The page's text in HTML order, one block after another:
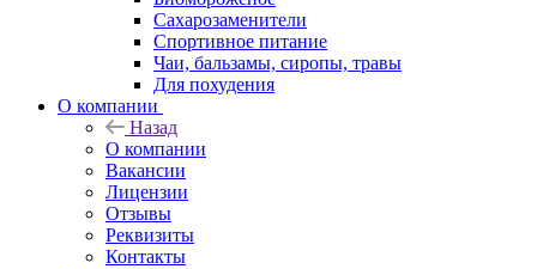
Сахарозаменители
Спортивное питание
Чаи, бальзамы, сиропы, травы
Для похудения
О компании
Назад
О компании
Вакансии
Лицензии
Отзывы
Реквизиты
Контакты